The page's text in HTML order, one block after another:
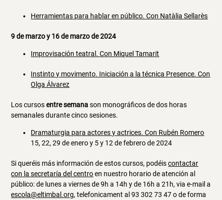
Herramientas para hablar en público. Con Natàlia Sellarès
9 de marzo y 16 de marzo de 2024
Improvisación teatral. Con Miquel Tamarit
Instinto y movimento. Iniciación a la técnica Presence. Con
Olga Álvarez
Los cursosentre semanason monográficos de dos horas
semanales durante cinco sesiones.
Dramaturgia para actores y actrices. Con Rubén Romero
15, 22, 29 de enero y 5 y 12 de febrero de 2024
Si queréis más información de estos cursos, podéiscontactar
con la secretaría del centroen nuestro horario de atención al
público: de lunes a viernes de 9h a 14h y de 16h a 21h, via e-mail a
escola@eltimbal.org, telefonicament al 93 302 73 47 o de forma